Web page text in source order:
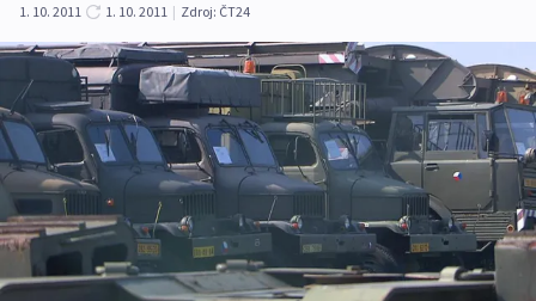
1. 10. 2011
1. 10. 2011 | Zdroj: ČT24